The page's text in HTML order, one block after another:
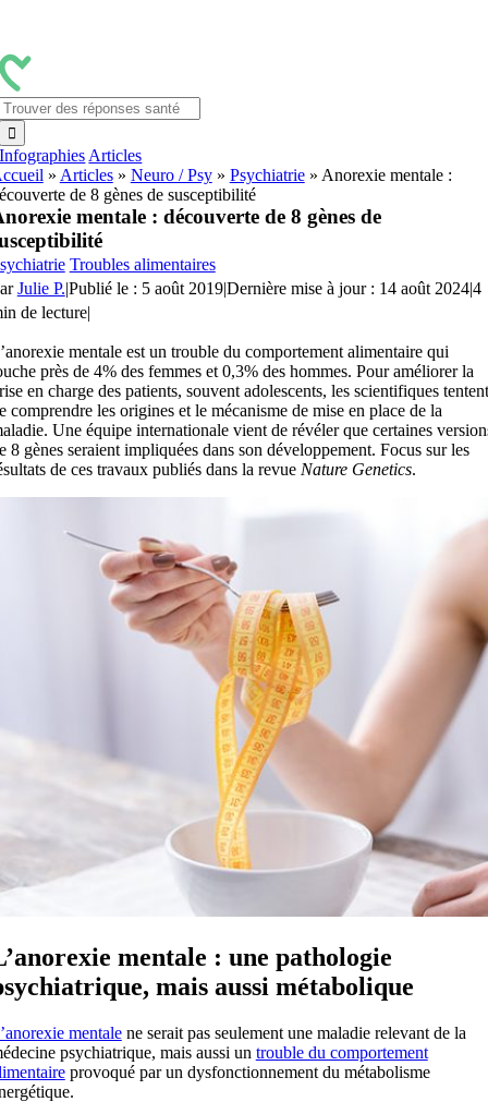
contenu
Infographies Articles
» Articles» Neuro / Psy» Psychiatrie» Anorexie mentale :
de 8 gènes de susceptibilité
mentale : découverte de 8 gènes de
Troubles alimentaires
Julie P.|Publié le : 5 août 2019|Dernière mise à jour : 14 août 2024|4
de lecture|
mentale est un trouble du comportement alimentaire qui
près de 4% des femmes et 0,3% des hommes. Pour améliorer la
en charge des patients, souvent adolescents, les scientifiques tentent
comprendre les origines et le mécanisme de mise en place de la
Une équipe internationale vient de révéler que certaines
8 gènes seraient impliquées dans son développement. Focus sur les
de ces travaux publiés dans la revue Nature Genetics.
mentale : une pathologie
mais aussi métabolique
mentalene serait pas seulement une maladie relevant de la
psychiatrique, mais aussi un trouble du comportement
provoqué par un dysfonctionnement du métabolisme